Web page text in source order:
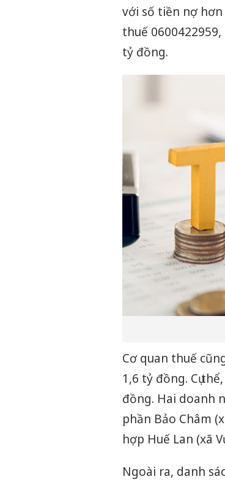
với số tiền nợ hơn
thuế
tỷ đồng.
Cơ quan thuế
1,6 tỷ đồng. Cụ
đồng. Hai doanh
phần Bảo Châm
hợp Huế Lan (xã
Ngoài ra, danh